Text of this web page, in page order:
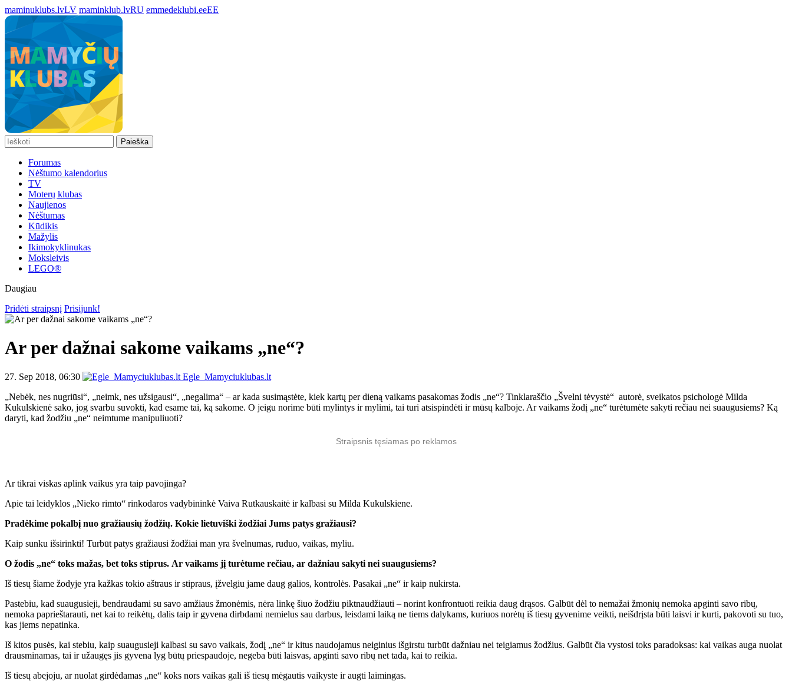
maminuklubs.lvLV maminklub.lvRU emmedeklubi.eeEE
Paieška
Forumas
Nėštumo kalendorius
TV
Moterų klubas
Naujienos
Nėštumas
Kūdikis
Mažylis
Ikimokyklinukas
Moksleivis
LEGO®
Daugiau
Pridėti straipsnį Prisijunk!
Ar per dažnai sakome vaikams „ne“?
27. Sep 2018, 06:30
Egle_Mamyciuklubas.lt
„Nebėk, nes nugriūsi“, „neimk, nes užsigausi“, „negalima“ – ar kada susimąstėte, kiek kartų per dieną vaikams pasakomas žodis „ne“? Tinklaraščio „Švelni tėvystė“ autorė, sveikatos psichologė Milda
Kukulskienė sako, jog svarbu suvokti, kad esame tai, ką sakome. O jeigu norime būti mylintys ir mylimi, tai turi atsispindėti ir mūsų kalboje. Ar vaikams žodį „ne“ turėtumėte sakyti rečiau nei suaugusiems? Ką
daryti, kad žodžiu „ne“ neimtume manipuliuoti?
Straipsnis tęsiamas po reklamos
Ar tikrai viskas aplink vaikus yra taip pavojinga?
Apie tai leidyklos „Nieko rimto“ rinkodaros vadybininkė Vaiva Rutkauskaitė ir kalbasi su Milda Kukulskiene.
Pradėkime pokalbį nuo gražiausių žodžių. Kokie lietuviški žodžiai Jums patys gražiausi?
Kaip sunku išsirinkti! Turbūt patys gražiausi žodžiai man yra švelnumas, ruduo, vaikas, myliu.
O žodis „ne“ toks mažas, bet toks stiprus. Ar vaikams jį turėtume rečiau, ar dažniau sakyti nei suaugusiems?
Iš tiesų šiame žodyje yra kažkas tokio aštraus ir stipraus, įžvelgiu jame daug galios, kontrolės. Pasakai „ne“ ir kaip nukirsta.
Pastebiu, kad suaugusieji, bendraudami su savo amžiaus žmonėmis, nėra linkę šiuo žodžiu piktnaudžiauti – norint konfrontuoti reikia daug drąsos. Galbūt dėl to nemažai žmonių nemoka apginti savo ribų,
nemoka paprieštarauti, net kai to reikėtų, dalis taip ir gyvena dirbdami nemielus sau darbus, leisdami laiką ne tiems dalykams, kuriuos norėtų iš tiesų gyvenime veikti, neišdrįsta būti laisvi ir kurti, pakovoti su tuo,
kas jiems nepatinka.
Iš kitos pusės, kai stebiu, kaip suaugusieji kalbasi su savo vaikais, žodį „ne“ ir kitus naudojamus neiginius išgirstu turbūt dažniau nei teigiamus žodžius. Galbūt čia vystosi toks paradoksas: kai vaikas auga nuolat
drausminamas, tai ir užaugęs jis gyvena lyg būtų priespaudoje, negeba būti laisvas, apginti savo ribų net tada, kai to reikia.
Iš tiesų abejoju, ar nuolat girdėdamas „ne“ koks nors vaikas gali iš tiesų mėgautis vaikyste ir augti laimingas.